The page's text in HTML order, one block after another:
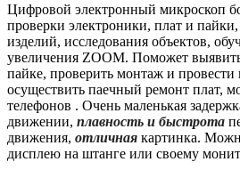
Цифровой электронный микроскоп
проверки электроники, плат и пайки,
изделий, исследования объектов,
увеличения ZOOM. Поможет
пайке, проверить монтаж и
осуществить паечный ремонт плат,
телефонов . Очень маленькая
движении, плавность и быстрота
движения, отличная картинка.
дисплею на штанге или своему